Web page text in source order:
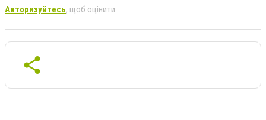
Авторизуйтесь, щоб оцінити